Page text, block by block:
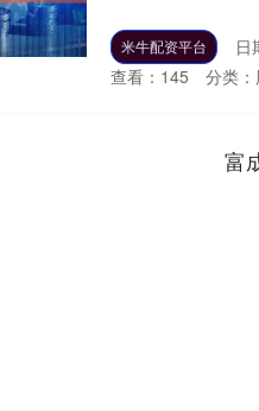
米牛配资平台 日
查看： 145 分类：
富